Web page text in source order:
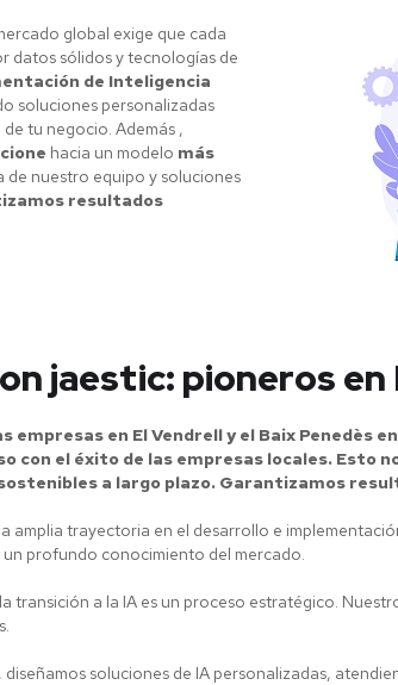
global exige que cada
datos sólidos y tecnologías de
de Inteligencia
soluciones personalizadas
tu negocio. Además ,
hacia un modelo más
nuestro equipo y soluciones
resultados
jaestic: pioneros en
empresas en El Vendrell y el Baix
con el éxito de las empresas locales.
a largo plazo. Garantizamos
amplia trayectoria en el desarrollo e
profundo conocimiento del mercado.
transición a la IA es un proceso estratégico.
diseñamos soluciones de IA personalizadas,